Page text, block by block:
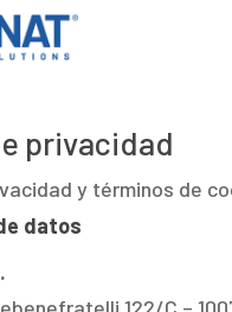
privacidad
y términos de
datos